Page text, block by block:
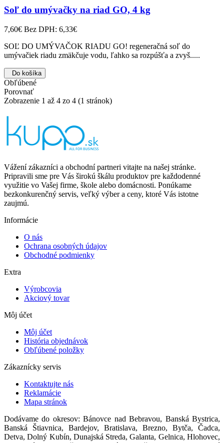
Soľ do umývačky na riad GO, 4 kg
7,60€ Bez DPH: 6,33€
SOĽ DO UMÝVAČOK RIADU GO! regeneračná soľ do
umývačiek riadu zmäkčuje vodu, ľahko sa rozpúšťa a zvyš.....
Do košíka
Obľúbené
Porovnať
Zobrazenie 1 až 4 zo 4 (1 stránok)
Vážení zákazníci a obchodní partneri vitajte na našej stránke.
Pripravili sme pre Vás širokú škálu produktov pre každodenné
využitie vo Vašej firme, škole alebo domácnosti. Ponúkame
bezkonkurenčný servis, veľký výber a ceny, ktoré Vás istotne
zaujmú.
Informácie
O nás
Ochrana osobných údajov
Obchodné podmienky
Extra
Výrobcovia
Akciový tovar
Môj účet
Môj účet
História objednávok
Obľúbené položky
Zákaznícky servis
Kontaktujte nás
Reklamácie
Mapa stránok
Dodávame do okresov: Bánovce nad Bebravou, Banská Bystrica,
Banská Štiavnica, Bardejov, Bratislava, Brezno, Bytča, Čadca,
Detva, Dolný Kubín, Dunajská Streda, Galanta, Gelnica, Hlohovec,